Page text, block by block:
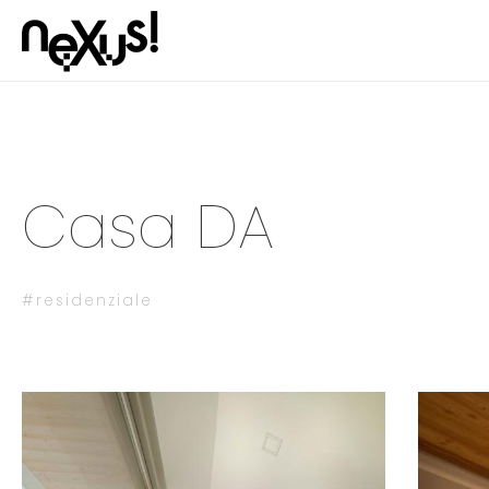
Casa DA
#residenziale